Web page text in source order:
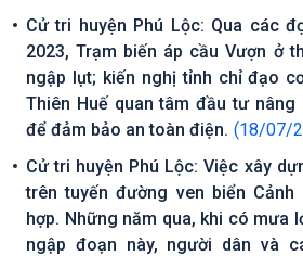
Cử tri huyện Phú Lộc: Qua các
2023, Trạm biến áp cầu Vượn ở
ngập lụt; kiến nghị tỉnh chỉ đạo
Thiên Huế quan tâm đầu tư
để đảm bảo an toàn điện. (18/07/
Cử tri huyện Phú Lộc: Việc xây
trên tuyến đường ven biển
hợp. Những năm qua, khi có mưa
ngập đoạn này, người dân và